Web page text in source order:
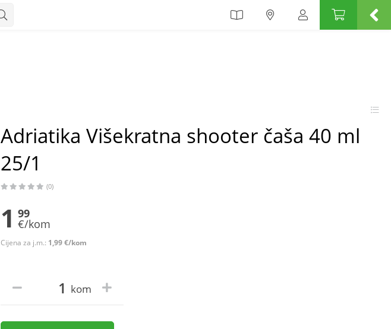
Adriatika Višekratna shooter čaša 40 ml
25/1
(0)
1 99
€/kom
Cijena za j.m.: 1,99 €/kom
kom